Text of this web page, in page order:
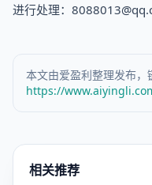
进行处理：
本文由爱盈利整理发布，
https://
相关推荐